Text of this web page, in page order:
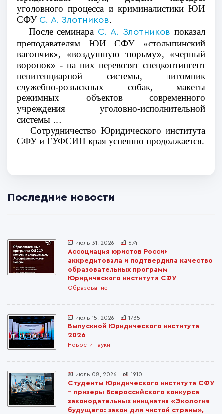
уголовного процесса и криминалистики ЮИ
СФУС. А. Злотников.
После семинара С. А. Злотников показал
преподавателям ЮИ СФУ «столыпинский
вагончик», «воздушную тюрьму», «черный
воронок» - на них перевозят спецконтингент
пенитенциарной системы, питомник
служебно-розыскных собак, макеты
режимных объектов современного
учреждения уголовно-исполнительной
системы …
Сотрудничество Юридического института
СФУ и ГУФСИН края успешно продолжается.
Последние новости
июль 31, 2026 674
Ассоциация юристов России
аккредитовала и подтвердила качество
образовательных программ
Юридического института СФУ
Образование
июль 15, 2026 1735
Выпускной Юридического института
2026
Новости науки
июль 08, 2026 1910
Студенты Юридического института СФУ
– призеры Всероссийского конкурса
законодательных инициатив «Экология
будущего: закон для чистой страны»,